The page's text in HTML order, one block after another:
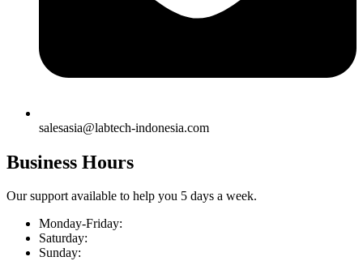
salesasia@labtech-indonesia.com
Business Hours
Our support available to help you 5 days a week.
Monday-Friday:
Saturday:
Sunday: